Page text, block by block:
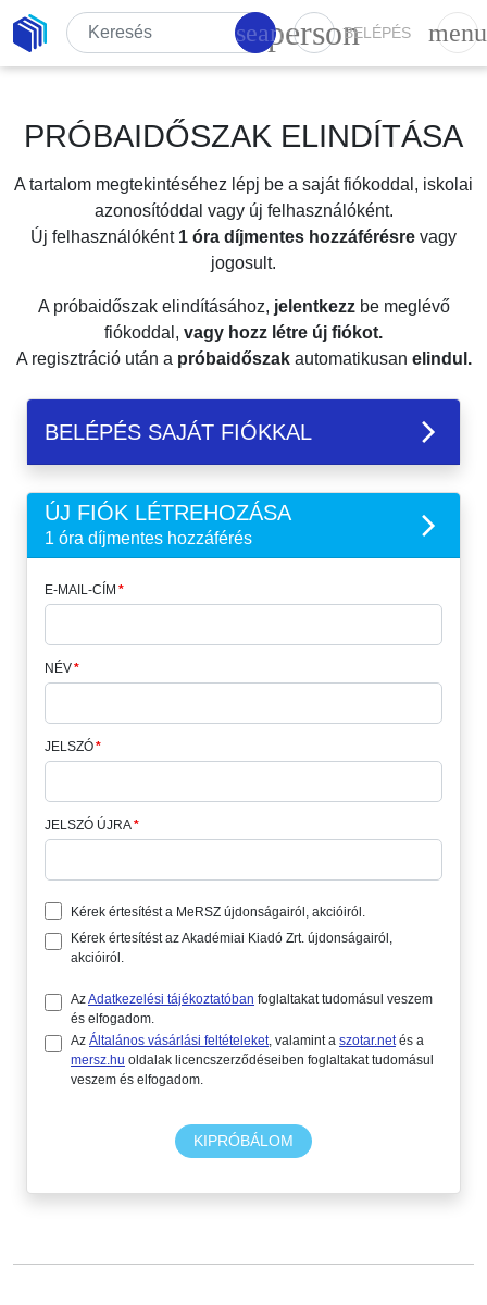
searchpersonBELÉPÉS menu
PRÓBAIDŐSZAK ELINDÍTÁSA
A tartalom megtekintéséhez lépj be a saját fiókoddal, iskolai
azonosítóddal vagy új felhasználóként.
Új felhasználóként 1 óra díjmentes hozzáférésre vagy
jogosult.
A próbaidőszak elindításához, jelentkezzbe meglévő
fiókoddal, vagy hozz létre új fiókot.
A regisztráció után a próbaidőszakautomatikusan elindul.
BELÉPÉS SAJÁT FIÓKKAL
ÚJ FIÓK LÉTREHOZÁSA
1 óra díjmentes hozzáférés
E-MAIL-CÍM
NÉV
JELSZÓ
JELSZÓ ÚJRA
Kérek értesítést a MeRSZ újdonságairól, akcióiról.
Kérek értesítést az Akadémiai Kiadó Zrt. újdonságairól,
akcióiról.
AzAdatkezelési tájékoztatóban foglaltakat tudomásul veszem
és elfogadom.
Az Általános vásárlási feltételeket, valamint a szotar.netés a
mersz.hu oldalak licencszerződéseiben foglaltakat tudomásul
veszem és elfogadom.
KIPRÓBÁLOM